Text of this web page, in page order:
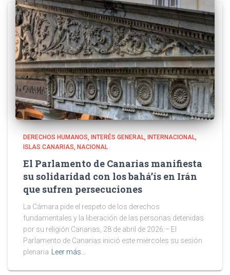
DERECHOS HUMANOS INTERÉS GENERAL
INTERNACIONAL
ISLAS CANARIAS
NACIONAL
El Parlamento de Canarias manifiesta
su solidaridad con los bahá’ís en Irán
que sufren persecuciones
La Cámara pide el respeto de los derechos
fundamentales y la liberación de las personas detenidas
por su religión Canarias, 28 de abril de 2026.– El
Parlamento de Canarias inició este miércoles su sesión
plenaria Leer más…